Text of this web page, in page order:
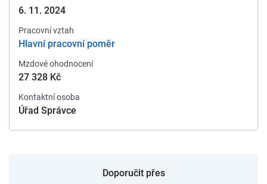
6. 11. 2024
Pracovní vztah
Hlavní pracovní poměr
Mzdové ohodnocení
27 328 Kč
Kontaktní osoba
Úřad Správce
Doporučit přes